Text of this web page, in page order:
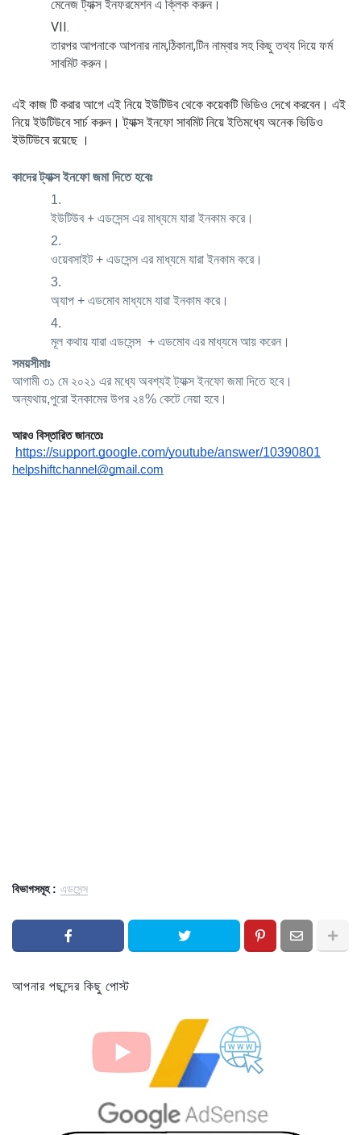
মেনেজ ট্যাক্স ইনফরমেশন এ ক্লিক করুন।
তারপর আপনাকে আপনার নাম,ঠিকানা,টিন নাম্বার সহ কিছু তথ্য দিয়ে ফর্ম
সাবমিট করুন।
এই কাজ টি করার আগে এই নিয়ে ইউটিউব থেকে কয়েকটি ভিডিও দেখে করবেন। এই
নিয়ে ইউটিউবে সার্চ করুন। ট্যাক্স ইনফো সাবমিট নিয়ে ইতিমধ্যে অনেক ভিডিও
ইউটিউবে রয়েছে ।
কাদের ট্যাক্স ইনফো জমা দিতে হবেঃ
ইউটিউব + এডসেন্স এর মাধ্যমে যারা ইনকাম করে।
ওয়েবসাইট + এডসেন্স এর মাধ্যমে যারা ইনকাম করে।
অ্যাপ + এডমোব মাধ্যমে যারা ইনকাম করে।
মূল কথায় যারা এডসেন্স  + এডমোব এর মাধ্যমে আয় করেন।
সময়সীমাঃ
আগামী ৩১ মে ২০২১ এর মধ্যে অবশ্যই ট্যাক্স ইনফো জমা দিতে হবে।
অন্যথায়,পুরো ইনকামের উপর ২৪% কেটে নেয়া হবে।
আরও বিস্তারিত জানতেঃ
https://support.google.com/youtube/answer/10390801
helpshiftchannel@gmail.com
বিভাগসমূহ : এডসেন্স
আপনার পছন্দের কিছু পোস্ট